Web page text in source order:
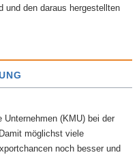
und den daraus hergestellten
(KMU) bei der
möglichst viele
noch besser und